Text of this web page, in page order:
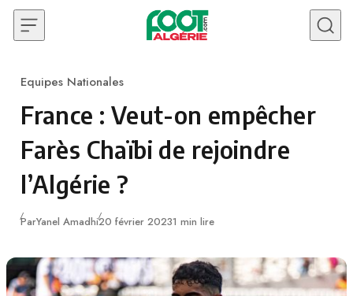
Skip to content
Category
Equipes Nationales
France : Veut-on empêcher
Farès Chaïbi de rejoindre
l’Algérie ?
ParYanel AmadhiPublié
20 février 20231 min lire